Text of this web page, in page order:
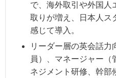
で、海外取引や外国人
取りが増え、日本人ス
感じて導入。
リーダー層の英会話力
員）、マネージャー（
ネジメント研修、幹部